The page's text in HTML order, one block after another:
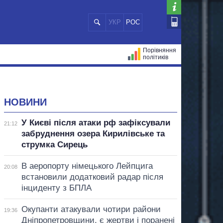
УКР РОС
Порівняння
політиків
НОВИНИ
21:12
У Києві після атаки рф зафіксували
забруднення озера Кирилівське та
струмка Сирець
20:08
В аеропорту німецького Лейпцига
встановили додатковий радар після
інциденту з БПЛА
19:36
Окупанти атакували чотири райони
Дніпропетровщини, є жертви і поранені